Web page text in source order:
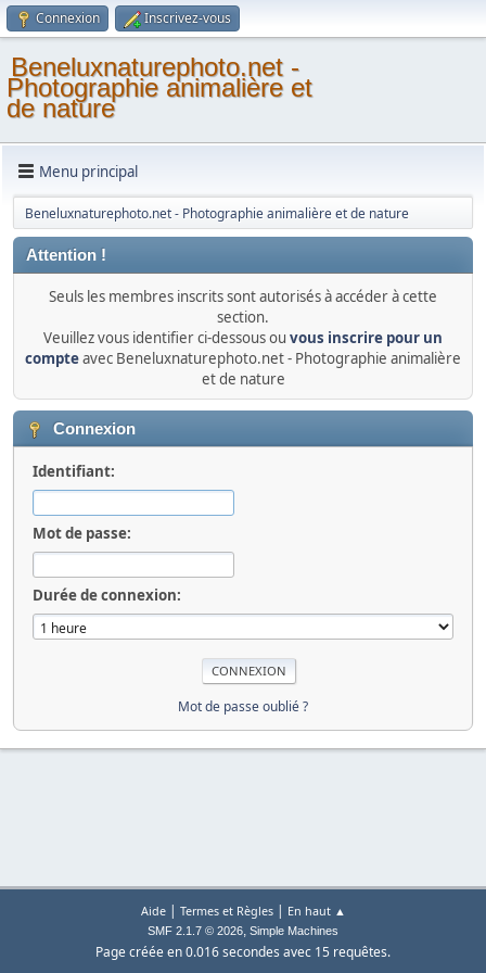
Connexion Inscrivez-vous
Beneluxnaturephoto.net -
Photographie animalière et
de nature
Menu principal
Beneluxnaturephoto.net - Photographie animalière et de nature
Attention !
Seuls les membres inscrits sont autorisés à accéder à cette
section.
Veuillez vous identifier ci-dessous ou vous inscrire pour un
compteavec Beneluxnaturephoto.net - Photographie animalière
et de nature
Connexion
Identifiant:
Mot de passe:
Durée de connexion:
Mot de passe oublié ?
Aide| Termes et Règles| En haut ▲
SMF 2.1.7 © 2026, Simple Machines
Page créée en 0.016 secondes avec 15 requêtes.